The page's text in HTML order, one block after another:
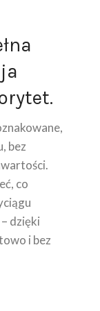
bez
co
dzięki
i bez